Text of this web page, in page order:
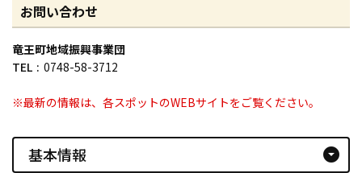
お問い合わせ
竜王町地域振興事業団
TEL
0748-58-3712
※最新の情報は、各スポットのWEBサイトをご覧ください。
基本情報 arrow_drop_down_circle